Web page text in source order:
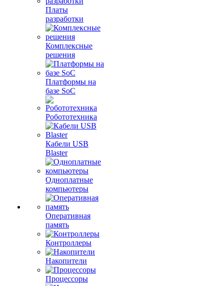
Платы
разработки
Комплексные
решения
Платформы на
базе SoC
Робототехника
Кабели USB
Blaster
Одноплатные
компьютеры
Оперативная
память
Контроллеры
Накопители
Процессоры